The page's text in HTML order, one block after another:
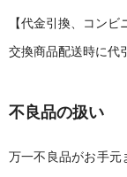
【代金引換、コンビ
交換商品配送時に代
不良品の扱い
万一不良品がお手元